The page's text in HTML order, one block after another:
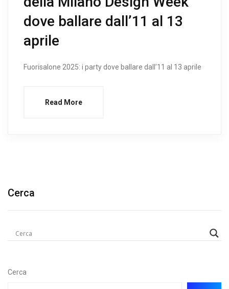
dove ballare dall’11 al 13
aprile
Fuorisalone 2025: i party dove ballare dall’11 al 13 aprile
Read More
Cerca
Cerca